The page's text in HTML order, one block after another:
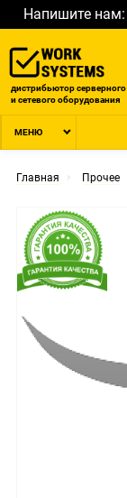
Напишите нам:
дистрибьютор серверного
и сетевого оборудования
МЕНЮ
Главная Прочее